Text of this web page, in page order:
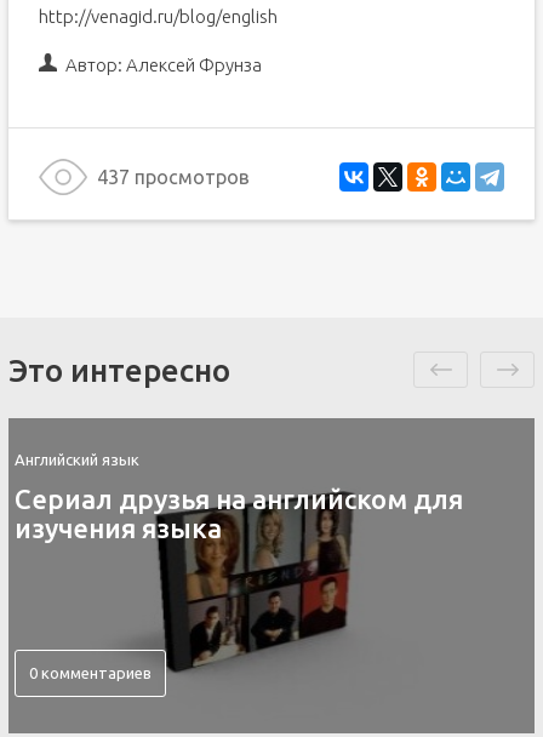
http://venagid.ru/blog/english
Автор: Алексей Фрунза
437 просмотров
Это интересно
Английский язык
Сериал друзья на английском для
изучения языка
0 комментариев